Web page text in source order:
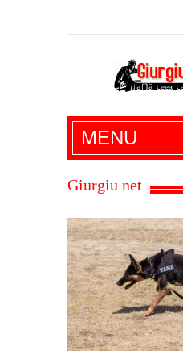
Giurgiu Pe
administratie
economic,
MENU
Giurgiu net